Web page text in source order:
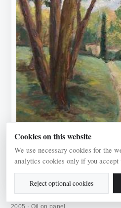
Camino
Cookies on this website
We use necessary cookies for the
analytics cookies only if you accept
Reject optional cookies